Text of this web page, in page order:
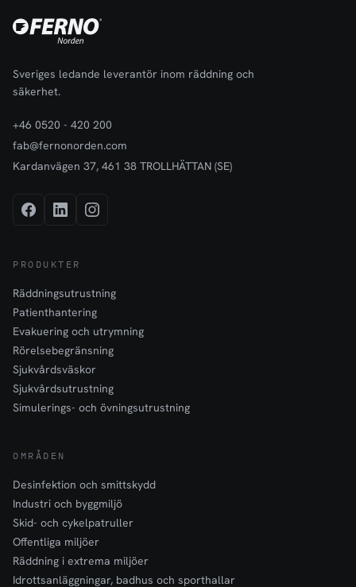
Sveriges ledande leverantör inom räddning och
säkerhet.
+46 0520 - 420 200
fab@fernonorden.com
Kardanvägen 37, 461 38 TROLLHÄTTAN (SE)
PRODUKTER
Räddningsutrustning
Patienthantering
Evakuering och utrymning
Rörelsebegränsning
Sjukvårdsväskor
Sjukvårdsutrustning
Simulerings- och övningsutrustning
OMRÅDEN
Desinfektion och smittskydd
Industri och byggmiljö
Skid- och cykelpatruller
Offentliga miljöer
Räddning i extrema miljöer
Idrottsanläggningar, badhus och sporthallar